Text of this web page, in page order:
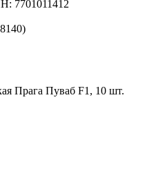
Прага Пуваб F1, 10 шт.